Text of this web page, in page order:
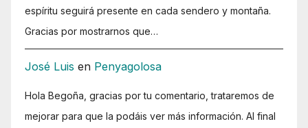
espíritu seguirá presente en cada sendero y montaña.
Gracias por mostrarnos que…
José Luis en Penyagolosa
Hola Begoña, gracias por tu comentario, trataremos de
mejorar para que la podáis ver más información. Al final